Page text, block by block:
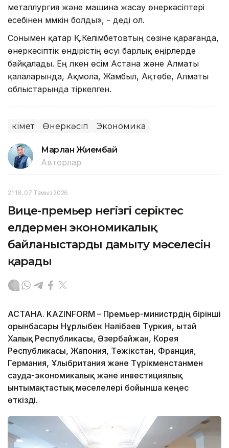
металлургия және машина жасау өнеркәсіптері
есебінен мүмкін болды», - деді ол.
Сонымен қатар Қ.Келімбетовтың сөзіне қарағанда,
өнеркәсіптік өндірістің өсуі барлық өңірлерде
байқалады. Ең үлкен өсім Астана және Алматы
қалаларында, Ақмола, Жамбыл, Ақтөбе, Алматы
облыстарында тіркелген.
Үкімет Өнеркәсіп Экономика
Марлан Жиембай
Авторлар
21:18, 07 Тамыз 2026
Вице-премьер негізгі серіктес
елдермен экономикалық
байланыстарды дамыту мәселесін
қарады
АСТАНА. KAZINFORM – Премьер-министрдің бірінші
орынбасары Нұрлыбек Нәлібаев Түркия, Қытай
Халық Республикасы, Әзербайжан, Корея
Республикасы, Жапония, Тәжікстан, Франция,
Германия, Ұлыбритания және Түрікменстанмен
сауда-экономикалық және инвестициялық
ынтымақтастық мәселелері бойынша кеңес
өткізді.